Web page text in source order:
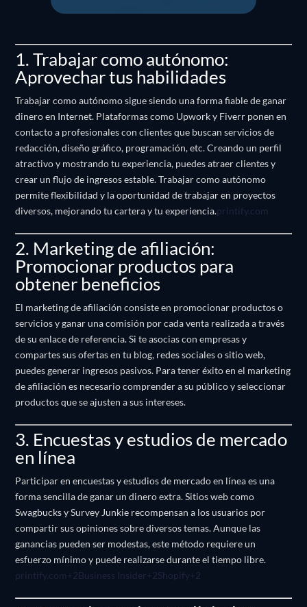
1. Trabajar como autónomo:
Aprovechar tus habilidades
Trabajar como autónomo sigue siendo una forma fiable de ganar
dinero en Internet. Plataformas como Upwork y Fiverr ponen en
contacto a profesionales con clientes que buscan servicios de
redacción, diseño gráfico, programación, etc. Creando un perfil
atractivo y mostrando tu experiencia, puedes atraer clientes y
crear un flujo de ingresos estable. Trabajar como autónomo
permite flexibilidad y la oportunidad de trabajar en proyectos
diversos, mejorando tu cartera y tu experiencia.printify.com
2. Marketing de afiliación:
Promocionar productos para
obtener beneficios
El marketing de afiliación consiste en promocionar productos o
servicios y ganar una comisión por cada venta realizada a través
de su enlace de referencia. Si te asocias con empresas y
compartes sus ofertas en tu blog, redes sociales o sitio web,
puedes generar ingresos pasivos. Para tener éxito en el marketing
de afiliación es necesario comprender a su público y seleccionar
productos que se ajusten a sus intereses.
3. Encuestas y estudios de mercado
en línea
Participar en encuestas y estudios de mercado en línea es una
forma sencilla de ganar un dinero extra. Sitios web como
Swagbucks y Survey Junkie recompensan a los usuarios por
compartir sus opiniones sobre diversos temas. Aunque las
ganancias pueden ser modestas, este método requiere un
esfuerzo mínimo y puede realizarse durante el tiempo libre.
printify.com+2Business Insider+2Shopify+2